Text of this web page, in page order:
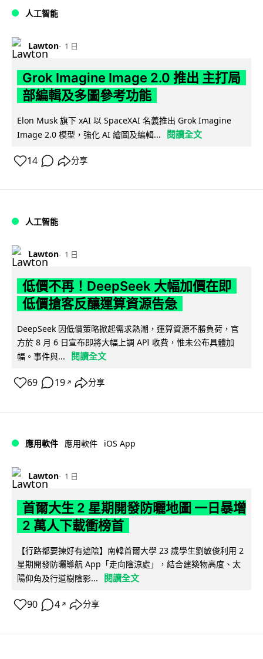
人工智能
Lawton 1 日
Grok Imagine Image 2.0 推出 主打局
部編輯及多圖參考功能
Elon Musk 旗下 xAI 以 SpaceXAI 名義推出 Grok Imagine
Image 2.0 模型，強化 AI 繪圖及編輯...
閱讀全文
14 分享
人工智能
Lawton 1 日
低價不再！DeepSeek 大幅加價在即
低價搶客反釀運算資源告急
DeepSeek 因低價策略掀起需求熱潮，運算資源不勝負荷，官
方於 8 月 6 日宣布即將大幅上調 API 收費，惟未公布具體加
幅。事件與...
閱讀全文
69 19 ↗ 分享
應用軟件 應用軟件 iOS App
Lawton 1 日
首爾大生 2 星期開發防曬地圖 一日暴增
2 萬人下載衝榜首
【行路都要揀好有遮陰】南韓首爾大學 23 歲學生劉敏俊利用 2
星期開發防曬導航 App「走向陰涼處」，結合建築物高度、太
陽仰角及行道樹陰影...
閱讀全文
90 4 ↗ 分享